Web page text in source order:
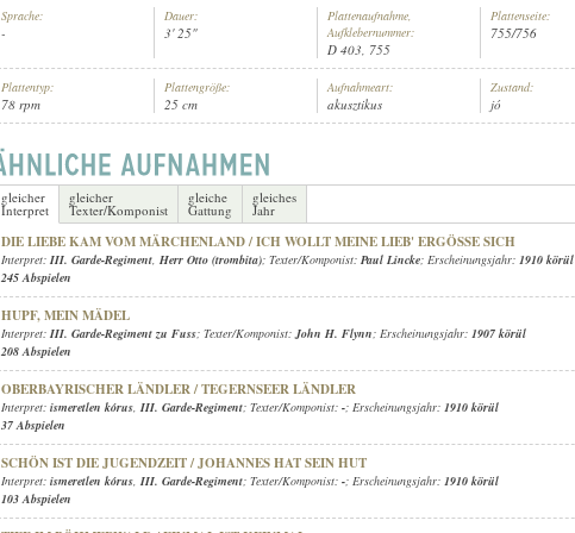
Sprache:
-
Dauer:
3' 25"
Plattenaufnahme,
Aufklebernummer:
D 403, 755
Plattenseite:
755/756
Plattentyp:
78 rpm
Plattengröße:
25 cm
Aufnahmeart:
akusztikus
Zustand:
jó
gleicher
Interpret
gleicher
Texter/Komponist
gleiche
Gattung
gleiches
Jahr
DIE LIEBE KAM VOM MÄRCHENLAND / ICH WOLLT MEINE LIEB' ERGÖSSE SICH
Interpret: III. Garde-Regiment, Herr Otto (trombita); Texter/Komponist: Paul Lincke; Erscheinungsjahr: 1910 körül
245 Abspielen
HUPF, MEIN MÄDEL
Interpret: III. Garde-Regiment zu Fuss; Texter/Komponist:John H. Flynn; Erscheinungsjahr: 1907 körül
208 Abspielen
OBERBAYRISCHER LÄNDLER / TEGERNSEER LÄNDLER
Interpret: ismeretlen kórus, III. Garde-Regiment; Texter/Komponist: -; Erscheinungsjahr: 1910 körül
37 Abspielen
SCHÖN IST DIE JUGENDZEIT / JOHANNES HAT SEIN HUT
Interpret: ismeretlen kórus, III. Garde-Regiment; Texter/Komponist: -; Erscheinungsjahr: 1910 körül
103 Abspielen